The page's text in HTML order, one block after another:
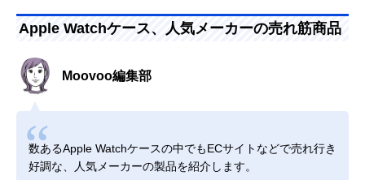
Apple Watchケース、人気メーカーの売れ筋商品
Moovoo編集部
数あるApple Watchケースの中でもECサイトなどで売れ行き
好調な、人気メーカーの製品を紹介します。